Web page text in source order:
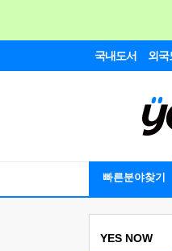
국내도서 외국
빠른분야찾기
YES NOW